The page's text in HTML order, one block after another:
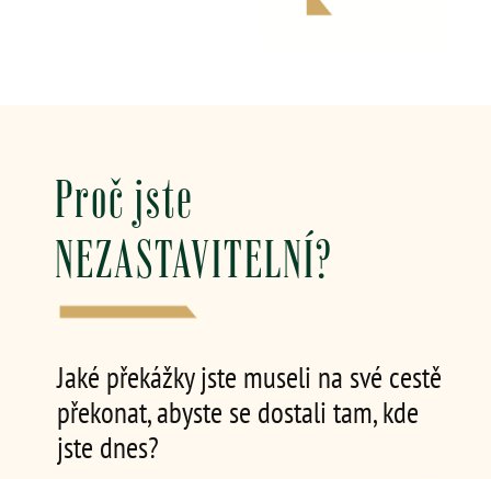
Proč jste
NEZASTAVITELNÍ?
Jaké překážky jste museli na své cestě
překonat, abyste se dostali tam, kde
jste dnes?